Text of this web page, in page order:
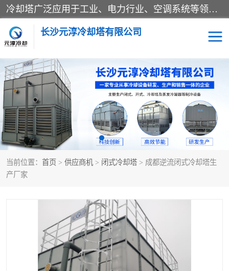
冷却塔广泛应用于工业、电力行业、空调系统等领域。在电力行业中，用于冷却发电机组的循环水；在工业生产中，如化工、冶金等行业，可降低生产过程中产生的热量；在空调系统中，为空调设备提供冷却水源
长沙元淳冷却塔有限公司
当前位置： 首页 > 供应商机 > 闭式冷却塔 > 成都逆流闭式冷却塔生
产厂家
方形开式冷却塔 圆形冷却塔
闭式冷却塔 水箱
电控箱 水泵
板式换热器